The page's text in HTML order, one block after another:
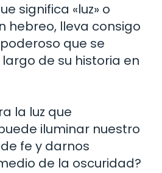
significa «luz» o
hebreo, lleva consigo
que se
de su historia en
la luz que
iluminar nuestro
fe y darnos
de la oscuridad?